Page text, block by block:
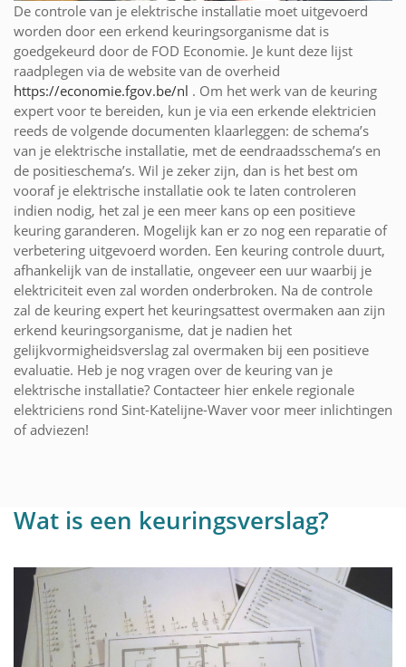
De controle van je elektrische installatie moet uitgevoerd
worden door een erkend keuringsorganisme dat is
goedgekeurd door de FOD Economie. Je kunt deze lijst
raadplegen via de website van de overheid
https://economie.fgov.be/nl . Om het werk van de keuring
expert voor te bereiden, kun je via een erkende elektricien
reeds de volgende documenten klaarleggen: de schema’s
van je elektrische installatie, met de eendraadsschema’s en
de positieschema’s. Wil je zeker zijn, dan is het best om
vooraf je elektrische installatie ook te laten controleren
indien nodig, het zal je een meer kans op een positieve
keuring garanderen. Mogelijk kan er zo nog een reparatie of
verbetering uitgevoerd worden. Een keuring controle duurt,
afhankelijk van de installatie, ongeveer een uur waarbij je
elektriciteit even zal worden onderbroken. Na de controle
zal de keuring expert het keuringsattest overmaken aan zijn
erkend keuringsorganisme, dat je nadien het
gelijkvormigheidsverslag zal overmaken bij een positieve
evaluatie. Heb je nog vragen over de keuring van je
elektrische installatie? Contacteer hier enkele regionale
elektriciens rond Sint-Katelijne-Waver voor meer inlichtingen
of adviezen!
Wat is een keuringsverslag?